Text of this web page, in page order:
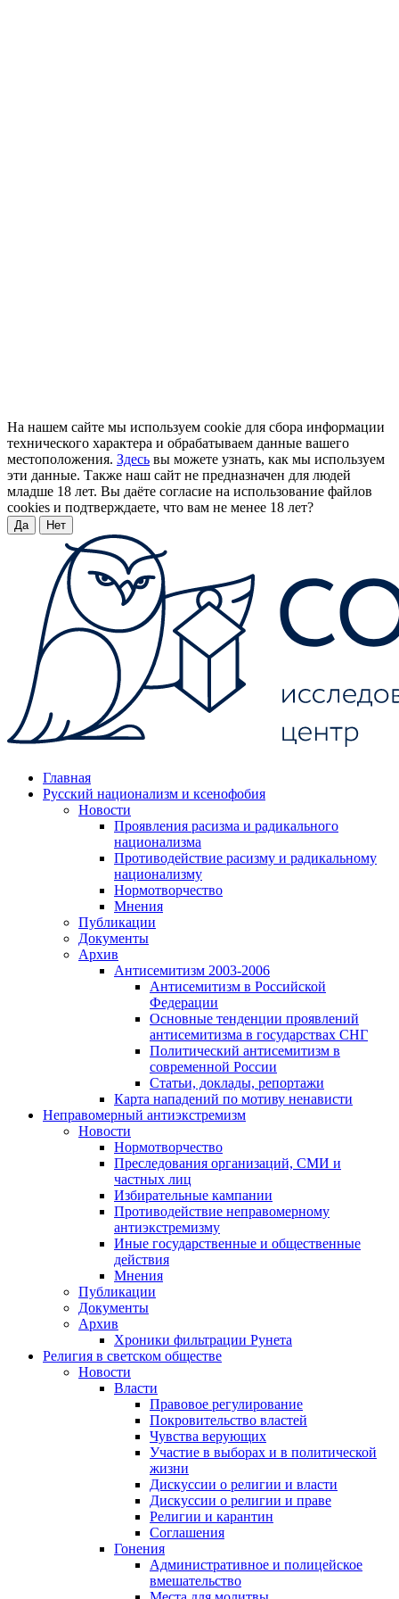
На нашем сайте мы используем cookie для сбора информации
технического характера и обрабатываем данные вашего
местоположения. Здесь вы можете узнать, как мы используем
эти данные. Также наш сайт не предназначен для людей
младше 18 лет. Вы даёте согласие на использование файлов
cookies и подтверждаете, что вам не менее 18 лет?
Да Нет
Главная
Русский национализм и ксенофобия
Новости
Проявления расизма и радикального
национализма
Противодействие расизму и радикальному
национализму
Нормотворчество
Мнения
Публикации
Документы
Архив
Антисемитизм 2003-2006
Антисемитизм в Российской
Федерации
Основные тенденции проявлений
антисемитизма в государствах СНГ
Политический антисемитизм в
современной России
Статьи, доклады, репортажи
Карта нападений по мотиву ненависти
Неправомерный антиэкстремизм
Новости
Нормотворчество
Преследования организаций, СМИ и
частных лиц
Избирательные кампании
Противодействие неправомерному
антиэкстремизму
Иные государственные и общественные
действия
Мнения
Публикации
Документы
Архив
Хроники фильтрации Рунета
Религия в светском обществе
Новости
Власти
Правовое регулирование
Покровительство властей
Чувства верующих
Участие в выборах и в политической
жизни
Дискуссии о религии и власти
Дискуссии о религии и праве
Религии и карантин
Соглашения
Гонения
Административное и полицейское
вмешательство